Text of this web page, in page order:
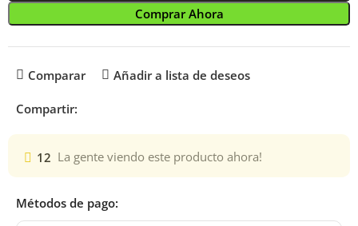
Comprar Ahora
Comparar Añadir a lista de deseos
Compartir:
12 La gente viendo este producto ahora!
Métodos de pago: